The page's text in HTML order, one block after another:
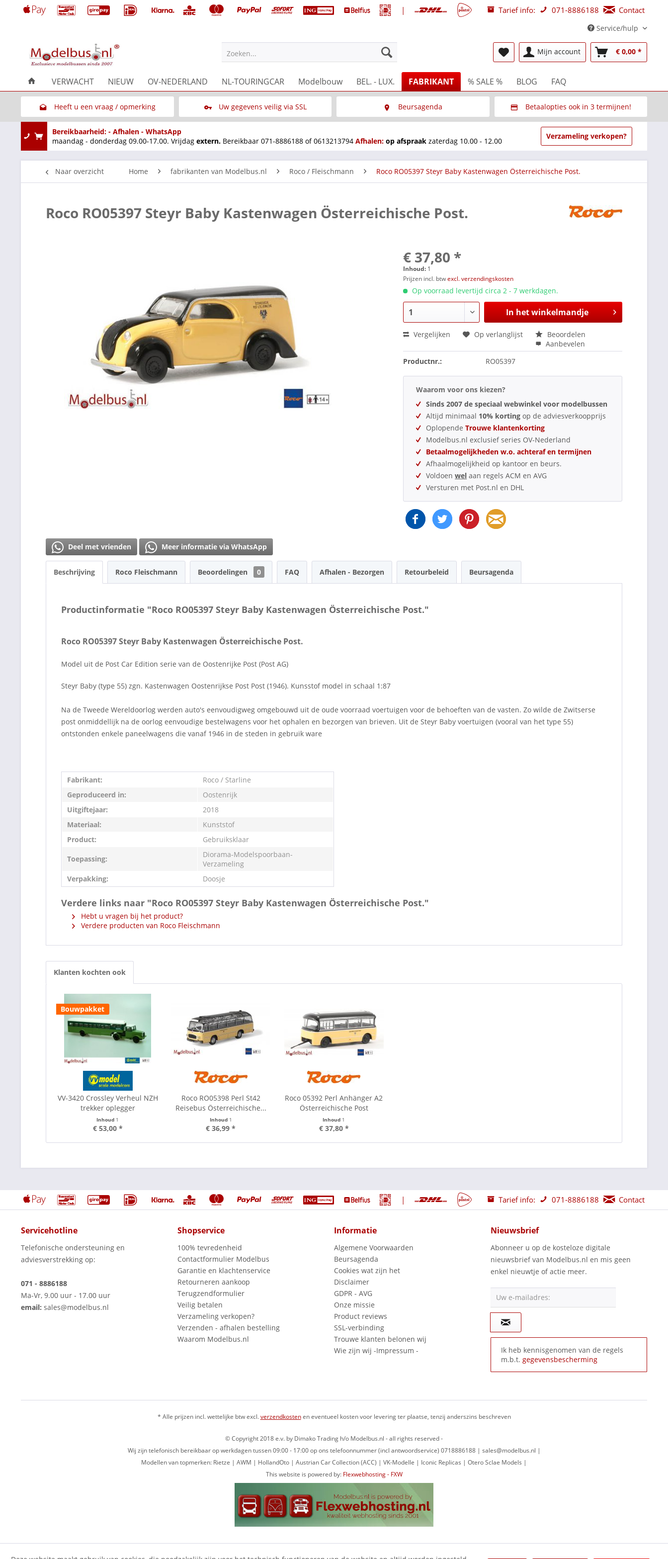
| Tarief info: 071-8886188 Contact
Service/hulp
Zoeken... Mijn account € 0,00 *
VERWACHT NIEUW OV-NEDERLAND NL-TOURINGCAR Modelbouw BEL. - LUX. FABRIKANT % SALE % BLOG FAQ
Heeft u een vraag / opmerking
Link naar het contactformulier
Uw gegevens veilig via SSL Beursagenda Betaalopties ook in 3 termijnen!
Via Multisafepay (veilig via SSL)
Bereikbaarheid: - Afhalen - WhatsApp
maandag - donderdag 09.00-17.00. Vrijdag extern. Bereikbaar 071-8886188 of 0613213794 Afhalen: op afspraak zaterdag 10.00 - 12.00
Verzameling verkopen?
Naar overzicht Home fabrikanten van Modelbus.nl Roco / Fleischmann Roco RO05397 Steyr Baby Kastenwagen Österreichische Post.
Roco RO05397 Steyr Baby Kastenwagen Österreichische Post.
€ 37,80 *
Inhoud: 1
Prijzen incl. btwexcl. verzendingskosten
Op voorraad levertijd circa 2 - 7 werkdagen.
In het winkelmandje
Vergelijken Op verlanglijst
Beoordelen
Aanbevelen
Productnr.:
RO05397
Waarom voor ons kiezen?
Sinds 2007 de speciaal webwinkel voor modelbussen
Altijd minimaal 10% kortingop de adviesverkoopprijs
OplopendeTrouwe klantenkorting
Modelbus.nl exclusief series OV-Nederland
Betaalmogelijkheden w.o. achteraf en termijnen
Afhaalmogelijkheid op kantoor en beurs.
Voldoenwel aan regels ACM en AVG
Versturen met Post.nl en DHL
Deel met vrienden Meer informatie via WhatsApp
Beschrijving Roco Fleischmann Beoordelingen 0 FAQ Afhalen - Bezorgen Retourbeleid Beursagenda
Productinformatie "Roco RO05397 Steyr Baby Kastenwagen Österreichische Post."
Roco RO05397 Steyr Baby Kastenwagen Österreichische Post.
Model uit de Post Car Edition serie van de Oostenrijke Post (Post AG)
Steyr Baby (type 55) zgn. Kastenwagen Oostenrijkse Post Post (1946). Kunsstof model in schaal 1:87
Na de Tweede Wereldoorlog werden auto's eenvoudigweg omgebouwd uit de oude voorraad voertuigen voor de behoeften van de vasten. Zo wilde de Zwitserse
post onmiddellijk na de oorlog eenvoudige bestelwagens voor het ophalen en bezorgen van brieven. Uit de Steyr Baby voertuigen (vooral van het type 55)
ontstonden enkele paneelwagens die vanaf 1946 in de steden in gebruik ware
Fabrikant:
Roco / Starline
Geproduceerd in:
Oostenrijk
Uitgiftejaar:
2018
Materiaal:
Kunststof
Product:
Gebruiksklaar
Toepassing:
Diorama-Modelspoorbaan-
Verzameling
Verpakking:
Doosje
Verdere links naar "Roco RO05397 Steyr Baby Kastenwagen Österreichische Post."
Hebt u vragen bij het product?
Verdere producten van Roco Fleischmann
Klanten kochten ook
Bouwpakket
VV-3420 Crossley Verheul NZH
trekker oplegger
Inhoud 1
€ 53,00 *
Roco RO05398 Perl St42
Reisebus Österreichische...
Inhoud 1
€ 36,99 *
Roco 05392 Perl Anhänger A2
Österreichische Post
Inhoud 1
€ 37,80 *
| Tarief info: 071-8886188 Contact
Servicehotline
Telefonische ondersteuning en
adviesverstrekking op:
071 - 8886188
Ma-Vr, 9.00 uur - 17.00 uur
email: sales@modelbus.nl
Shopservice
100% tevredenheid
Contactformulier Modelbus
Garantie en klachtenservice
Retourneren aankoop
Terugzendformulier
Veilig betalen
Verzameling verkopen?
Verzenden - afhalen bestelling
Waarom Modelbus.nl
Informatie
Algemene Voorwaarden
Beursagenda
Cookies wat zijn het
Disclaimer
GDPR - AVG
Onze missie
Product reviews
SSL-verbinding
Trouwe klanten belonen wij
Wie zijn wij -Impressum -
Nieuwsbrief
Abonneer u op de kosteloze digitale
nieuwsbrief van Modelbus.nl en mis geen
enkel nieuwtje of actie meer.
Uw e-mailadres:
Ik heb kennisgenomen van de regels
m.b.t. gegevensbescherming
* Alle prijzen incl. wettelijke btw excl.verzendkostenen eventueel kosten voor levering ter plaatse, tenzij anderszins beschreven
© Copyright 2018 e.v. by Dimako Trading h/o Modelbus.nl - all rights reserved -
Wij zijn telefonisch bereikbaar op werkdagen tussen 09:00 - 17:00 op ons telefoonnummer (incl antwoordservice) 0718886188 | sales@modelbus.nl |
Modellen van topmerken: Rietze | AWM | HollandOto | Austrian Car Collection (ACC) | VK-Modelle | Iconic Replicas | Otero Sclae Models |
This website is powered by: Flexwebhosting - FXW